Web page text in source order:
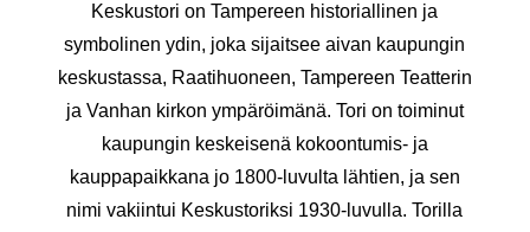
Keskustori on Tampereen historiallinen ja
symbolinen ydin, joka sijaitsee aivan kaupungin
keskustassa, Raatihuoneen, Tampereen Teatterin
ja Vanhan kirkon ympäröimänä. Tori on toiminut
kaupungin keskeisenä kokoontumis- ja
kauppapaikkana jo 1800-luvulta lähtien, ja sen
nimi vakiintui Keskustoriksi 1930-luvulla. Torilla